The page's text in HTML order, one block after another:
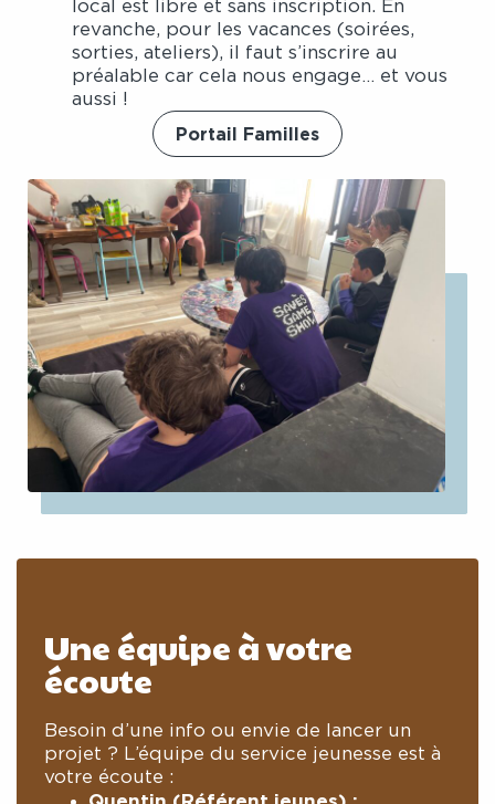
local est libre et sans inscription. En
revanche, pour les vacances (soirées,
sorties, ateliers), il faut s’inscrire au
préalable car cela nous engage… et vous
aussi !
Portail Familles
Une équipe à votre
écoute
Besoin d’une info ou envie de lancer un
projet ? L’équipe du service jeunesse est à
votre écoute :